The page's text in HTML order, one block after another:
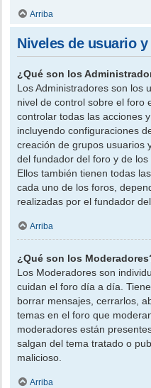
Arriba
Niveles de usuario
¿Qué son los
Los Administradores son los
nivel de control sobre el foro
controlar todas las acciones
incluyendo configuraciones
creación de grupos usuarios
del fundador del foro y de
Ellos también tienen todas
cada uno de los foros,
realizadas por el fundador del
Arriba
¿Qué son los
Los Moderadores son
cuidan el foro día a día.
borrar mensajes, cerrarlos,
temas en el foro que
moderadores están
salgan del tema tratado o
malicioso.
Arriba